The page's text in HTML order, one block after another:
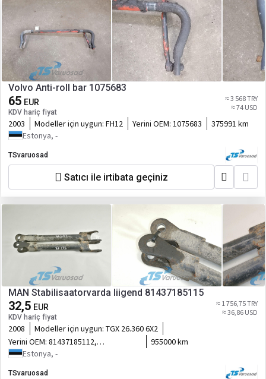
Volvo Anti-roll bar 1075683
65 EUR
KDV hariç fiyat
≈ 3 568 TRY
≈ 74 USD
2003 Modeller için uygun: FH12 Yerini OEM: 1075683
375991 km
Estonya, -
TSvaruosad
Satıcı ile irtibata geçiniz
MAN Stabilisaatorvarda liigend 81437185115
32,5 EUR
KDV hariç fiyat
≈ 1 756,75 TRY
≈ 36,86 USD
2008 Modeller için uygun: TGX 26.360 6X2
Yerini OEM: 81437185112,
81437185116
955000 km
Estonya, -
TSvaruosad